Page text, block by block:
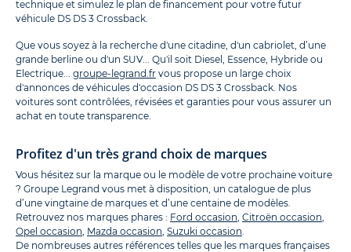
technique et simulez le plan de financement pour votre futur
véhicule DS DS 3 Crossback.
Que vous soyez à la recherche d'une citadine, d'un cabriolet, d’une
grande berline ou d'un SUV... Qu'il soit Diesel, Essence, Hybride ou
Electrique... groupe-legrand.fr vous propose un large choix
d'annonces de véhicules d'occasion DS DS 3 Crossback. Nos
voitures sont contrôlées, révisées et garanties pour vous assurer un
achat en toute transparence.
Profitez d'un très grand choix de marques
Vous hésitez sur la marque ou le modèle de votre prochaine voiture
? Groupe Legrand vous met à disposition, un catalogue de plus
d’une vingtaine de marques et d’une centaine de modèles.
Retrouvez nos marques phares : Ford occasion Citroën occasion
Opel occasion Mazda occasion Suzuki occasion
De nombreuses autres références telles que les marques françaises